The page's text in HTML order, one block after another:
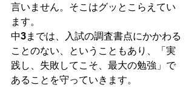
言いません。そこはグッとこらえてい
ます。
中3までは、入試の調査書点にかかわる
ことのない、ということもあり、「実
践し、失敗してこそ、最大の勉強」で
あることを守っていきます。